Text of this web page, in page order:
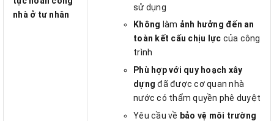
nhà ở tư nhân
sử dụng
Không làm ảnh hưởng đến an
toàn kết cấu chịu lực của công
trình
Phù hợp với quy hoạch xây
dựng đã được cơ quan nhà
nước có thẩm quyền phê duyệt
Yêu cầu về bảo vệ môi trường